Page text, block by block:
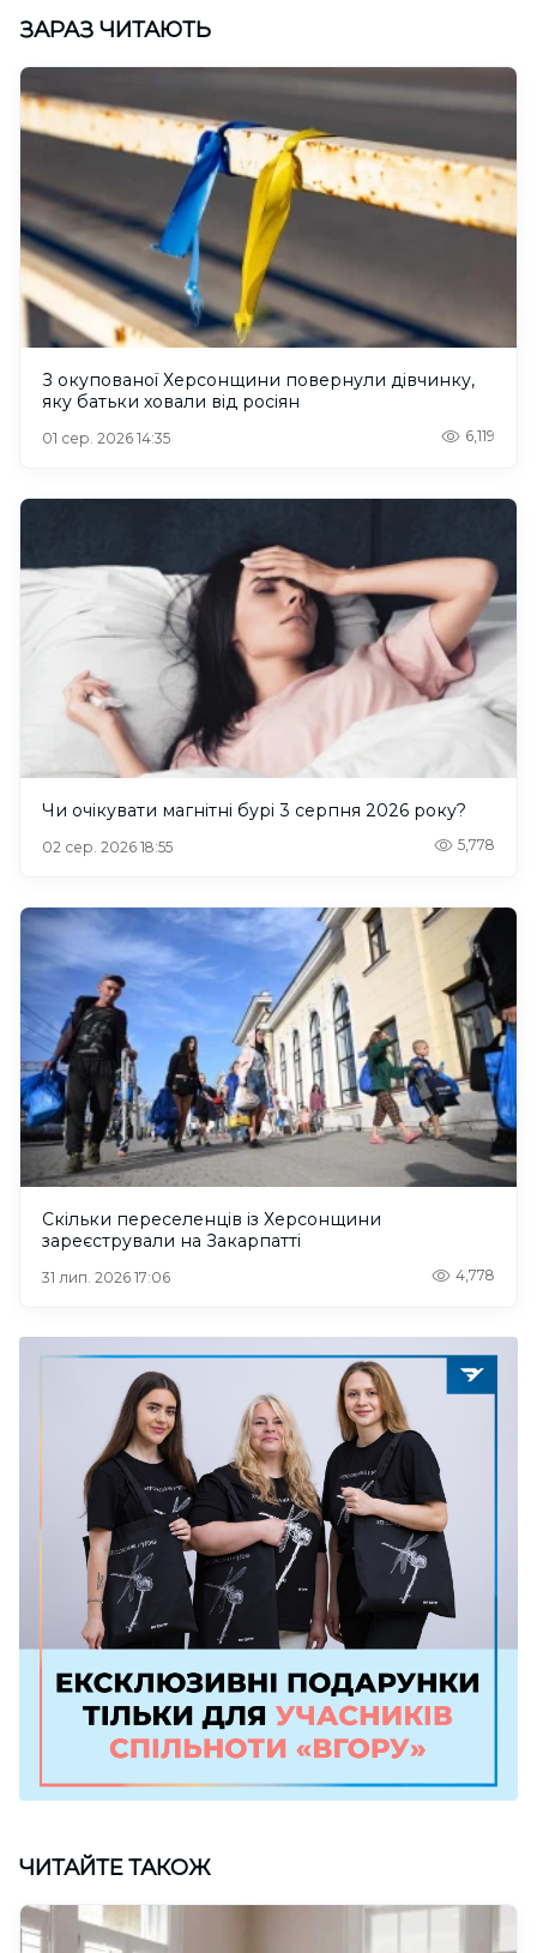
ЗАРАЗ ЧИТАЮТЬ
З окупованої Херсонщини повернули дівчинку,
яку батьки ховали від росіян
01 сер. 2026 14:35 6,119
Чи очікувати магнітні бурі 3 серпня 2026 року?
02 сер. 2026 18:55 5,778
Скільки переселенців із Херсонщини
зареєстрували на Закарпатті
31 лип. 2026 17:06 4,778
ЧИТАЙТЕ ТАКОЖ